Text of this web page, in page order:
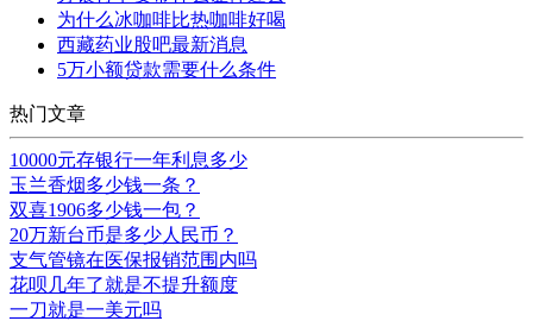
为什么冰咖啡比热咖啡好喝
西藏药业股吧最新消息
5万小额贷款需要什么条件
热门文章
10000元存银行一年利息多少
玉兰香烟多少钱一条？
双喜1906多少钱一包？
20万新台币是多少人民币？
支气管镜在医保报销范围内吗
花呗几年了就是不提升额度
一刀就是一美元吗